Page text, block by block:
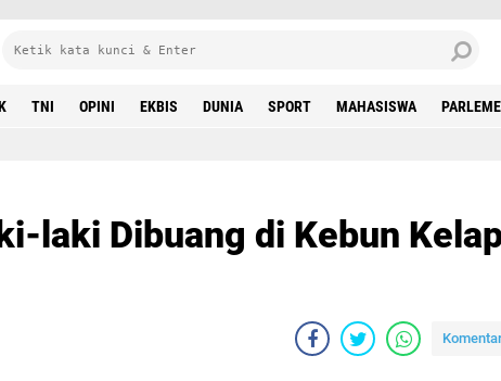
TNI OPINI EKBIS DUNIA SPORT MAHASISWA
laki Dibuang di Kebun